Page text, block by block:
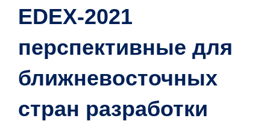
EDEX-2021
перспективные для
ближневосточных
стран разработки